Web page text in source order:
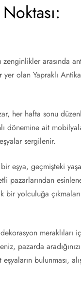
arasında
olan Yapraklı
her hafta sonu
dönemine ait
sergilenir.
eşya, geçmişteki
pazarlarından
yolculuğa
meraklıları
pazarda aradığınızı
bulunması,